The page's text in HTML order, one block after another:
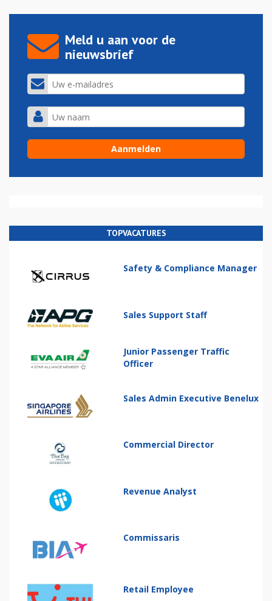
Meld u aan voor de
nieuwsbrief
TOPVACATURES
Safety & Compliance Manager
Sales Support Staff
Junior Passenger Traffic
Officer
Sales Admin Executive Benelux
Commercial Director
Revenue Analyst
Commissaris
Retail Employee